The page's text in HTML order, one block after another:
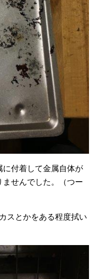
付着して金属自体が
せんでした。（つー
スとかをある程度拭い